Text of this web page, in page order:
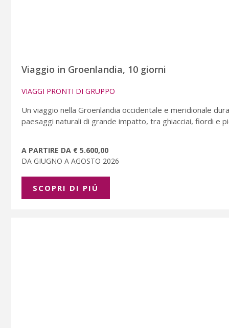
Viaggio in Groenlandia, 10 giorni
VIAGGI PRONTI DI GRUPPO
Un viaggio nella Groenlandia occidentale e meridionale
paesaggi naturali di grande impatto, tra ghiacciai, fiordi e
A PARTIRE DA € 5.600,00
DA GIUGNO A AGOSTO 2026
SCOPRI DI PIÚ